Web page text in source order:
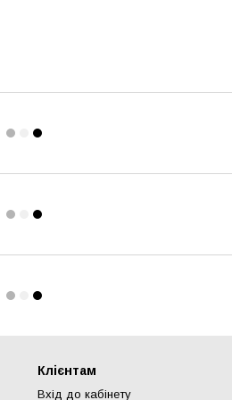
Клієнтам
Вхід до кабінету